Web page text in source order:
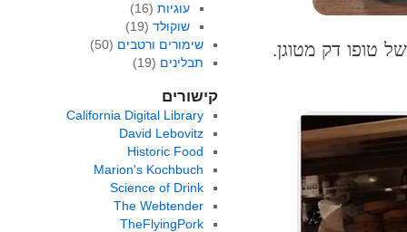
טופו דק מטוגן.
עוגיות (16)
שוקולד (19)
שימורים ורטבים (50)
תבלינים (19)
קישורים
California Digital Library
David Lebovitz
Historic Food
Marion's Kochbuch
Science of Drink
The Webtender
TheFlyingPork